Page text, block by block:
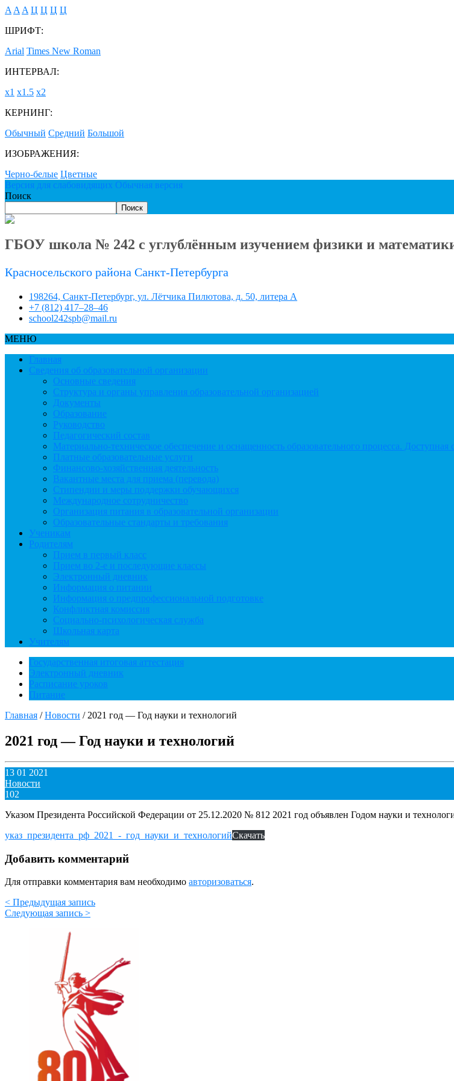
A A A Ц Ц Ц Ц
ШРИФТ:
Arial Times New Roman
ИНТЕРВАЛ:
х1 х1.5 х2
КЕРНИНГ:
Обычный Средний Большой
ИЗОБРАЖЕНИЯ:
Черно-белые Цветные
Версия для слабовидящих Обычная версия
Поиск
Поиск
ГБОУ школа № 242 с углублённым изучением физики и
Красносельского района Санкт-Петербурга
198264, Санкт-Петербург, ул. Лётчика Пилютова, д. 50, литера А
+7 (812) 417–28–46
school242spb@mail.ru
МЕНЮ
Главная
Сведения об образовательной организации
Основные сведения
Структура и органы управления образовательной организацией
Документы
Образование
Руководство
Педагогический состав
Материально-техническое обеспечение и оснащенность образовательного процесса. Доступная
Платные образовательные услуги
Финансово-хозяйственная деятельность
Вакантные места для приема (перевода)
Стипендии и меры поддержки обучающихся
Международное сотрудничество
Организация питания в образовательной организации
Образовательные стандарты и требования
Ученикам
Родителям
Прием в первый класс
Прием во 2-е и последующие классы
Электронный дневник
Информация о питании
Информация о предпрофессиональной подготовке
Конфликтная комиссия
Социально-психологическая служба
Школьная карта
Учителям
Государственная итоговая аттестация
Электронный дневник
Расписание уроков
Питание
Главная /Новости / 2021 год — Год науки и технологий
2021 год — Год науки и технологий
13 01 2021
Новости
102
Указом Президента Российской Федерации от 25.12.2020 № 812 2021 год объявлен Годом науки и
указ_президента_рф_2021_-_год_науки_и_технологийСкачать
Добавить комментарий
Для отправки комментария вам необходимо авторизоваться.
< Предыдущая запись
Следующая запись >